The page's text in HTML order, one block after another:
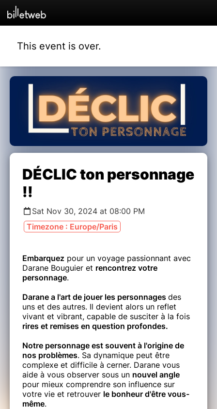
This event is over.
DÉCLIC ton personnage
!!
Sat Nov 30, 2024 at 08:00 PM
Timezone : Europe/Paris
Embarquez pour un voyage passionnant avec
Darane Bouguier et rencontrez votre
personnage.
Darane a l'art de jouer les personnages des
uns et des autres. Il devient alors un reflet
vivant et vibrant, capable de susciter à la fois
rires et remises en question profondes.
Notre personnage est souvent à l'origine de
nos problèmes. Sa dynamique peut être
complexe et difficile à cerner. Darane vous
aide à vous observer sous un nouvel angle
pour mieux comprendre son influence sur
votre vie et retrouver le bonheur d'être vous-
même.